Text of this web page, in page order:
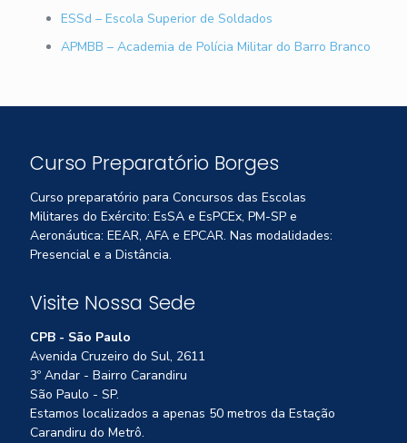
ESSd – Escola Superior de Soldados
APMBB – Academia de Polícia Militar do Barro Branco
Curso Preparatório Borges
Curso preparatório para Concursos das Escolas
Militares do Exército: EsSA e EsPCEx, PM-SP e
Aeronáutica: EEAR, AFA e EPCAR. Nas modalidades:
Presencial e a Distância.
Visite Nossa Sede
CPB - São Paulo
Avenida Cruzeiro do Sul, 2611
3º Andar - Bairro Carandiru
São Paulo - SP.
Estamos localizados a apenas 50 metros da Estação
Carandiru do Metrô.